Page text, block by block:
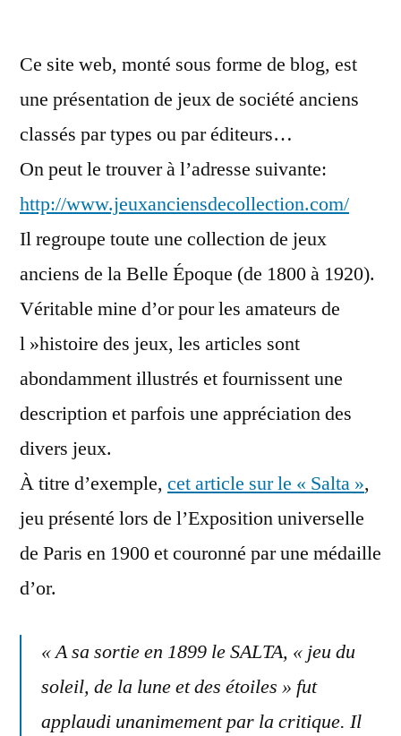
Ce site web, monté sous forme de blog, est
une présentation de jeux de société anciens
classés par types ou par éditeurs…
On peut le trouver à l’adresse suivante:
http://www.jeuxanciensdecollection.com/
Il regroupe toute une collection de jeux
anciens de la Belle Époque (de 1800 à 1920).
Véritable mine d’or pour les amateurs de
l »histoire des jeux, les articles sont
abondamment illustrés et fournissent une
description et parfois une appréciation des
divers jeux.
À titre d’exemple, cet article sur le « Salta »,
jeu présenté lors de l’Exposition universelle
de Paris en 1900 et couronné par une médaille
d’or.
« A sa sortie en 1899 le SALTA, « jeu du
soleil, de la lune et des étoiles » fut
applaudi unanimement par la critique. Il